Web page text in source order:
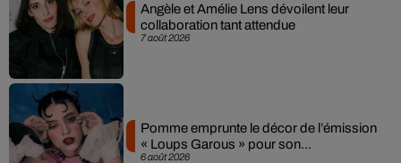
7 août 2026
Angèle et Amélie Lens dévoilent leur
collaboration tant attendue
6 août 2026
Pomme emprunte le décor de l’émission
« Loups Garous » pour son...